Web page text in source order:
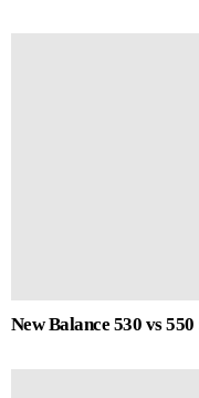
New Balance 530 vs